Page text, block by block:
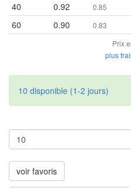
40 0.92 0.85
60 0.90 0.83
Prix
plus
10 disponible (1-2 jours)
voir favoris